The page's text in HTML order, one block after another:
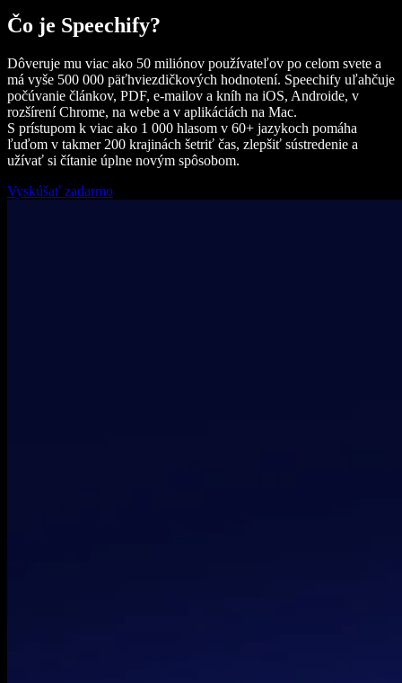
Čo je Speechify?
Dôveruje mu viac ako 50 miliónov používateľov po celom svete a
má vyše 500 000 päťhviezdičkových hodnotení. Speechify uľahčuje
počúvanie článkov, PDF, e-mailov a kníh na iOS, Androide, v
rozšírení Chrome, na webe a v aplikáciách na Mac.
S prístupom k viac ako 1 000 hlasom v 60+ jazykoch pomáha
ľuďom v takmer 200 krajinách šetriť čas, zlepšiť sústredenie a
užívať si čítanie úplne novým spôsobom.
Vyskúšať zadarmo